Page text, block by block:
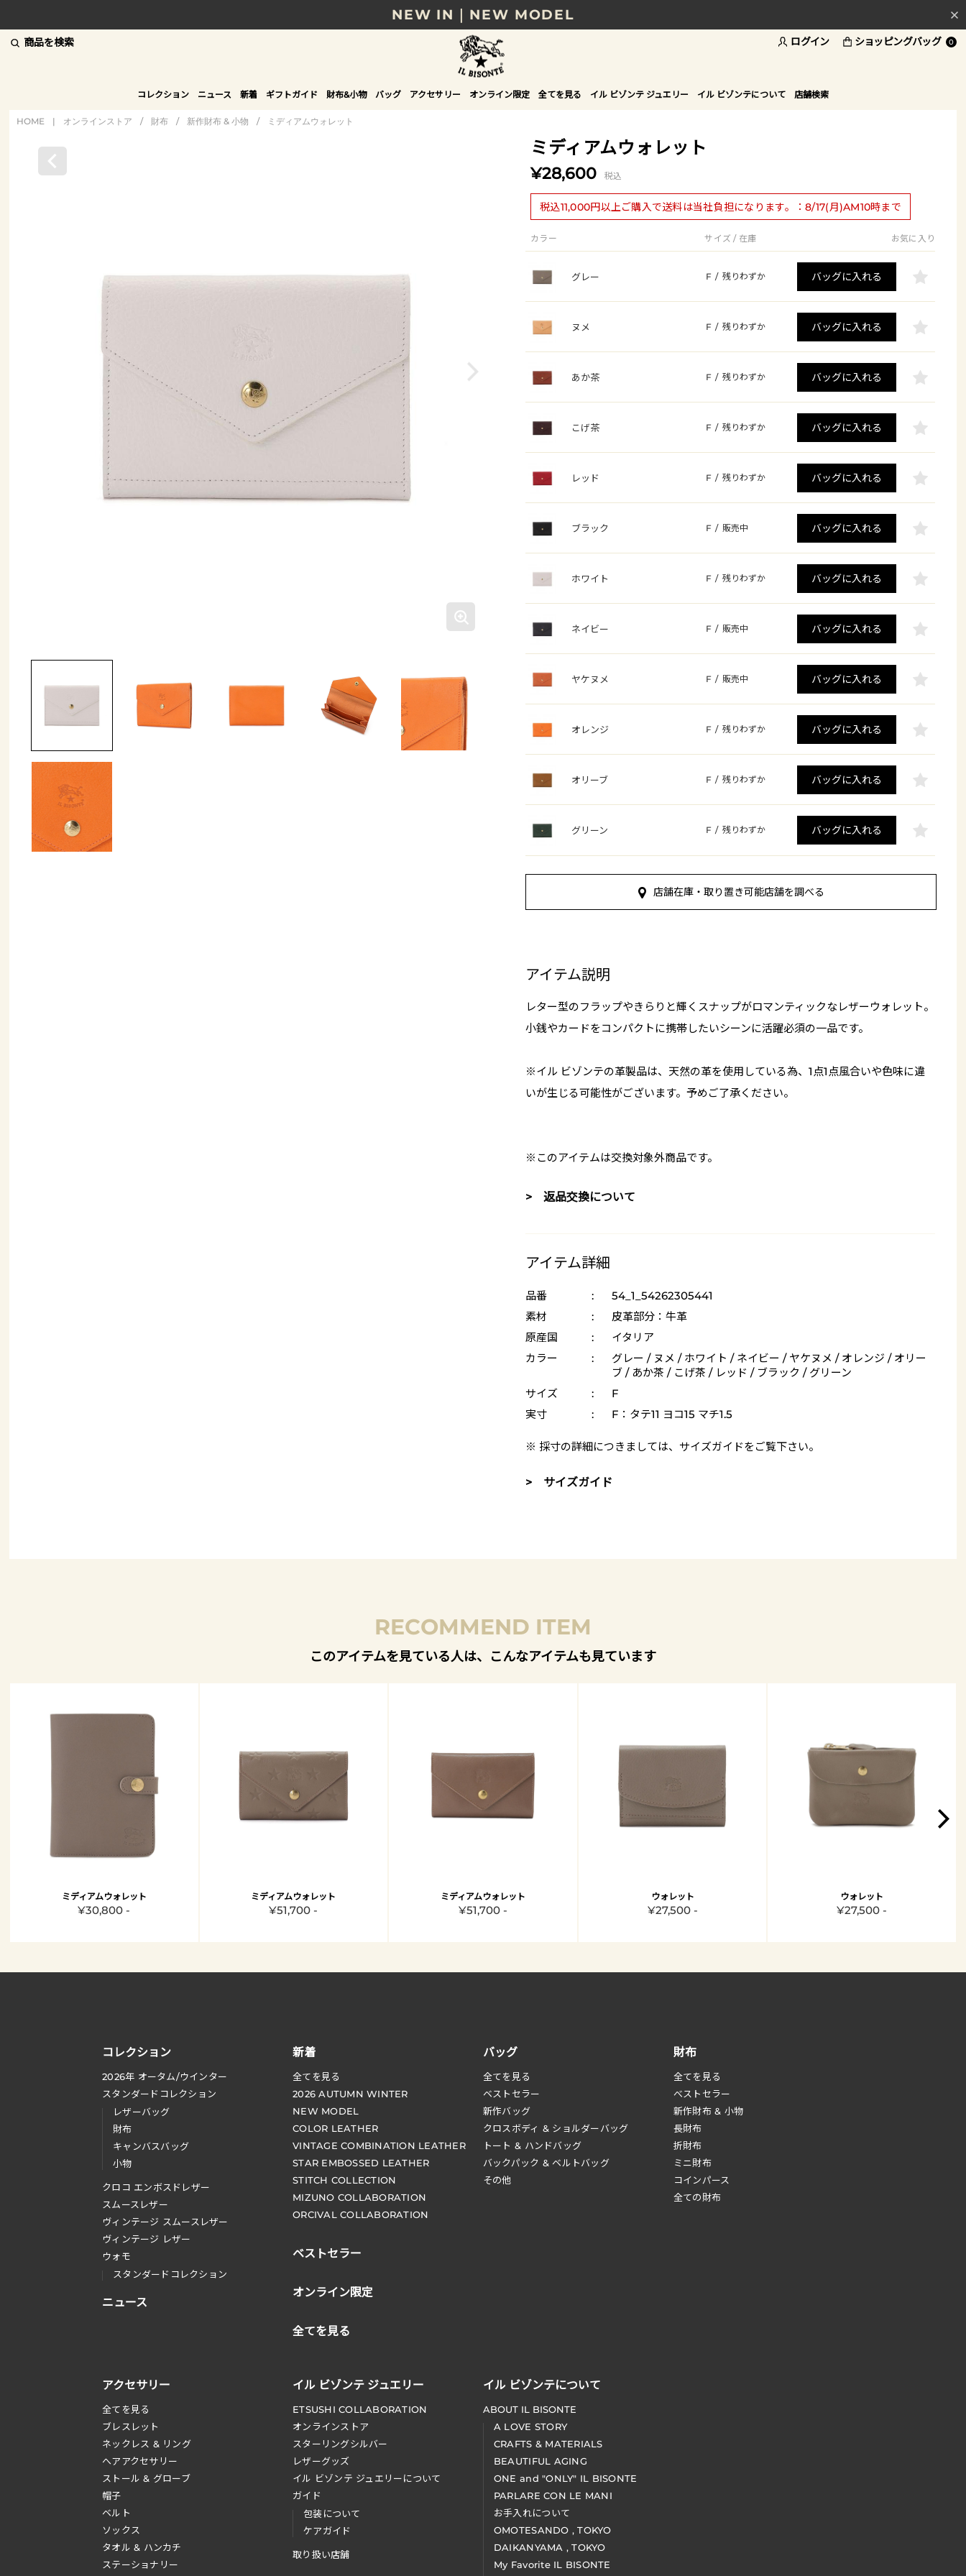
NEW IN｜NEW MODEL
8/17(月)10時まで｜税込11,000円以上で送料無料
贈る相手やシーンから選べる、新しいギフトガイド
NEW IN｜COLOR LEATHER
商品を検索 ログイン ショッピングバッグ 0
コレクション ニュース 新着 ギフトガイド 財布&小物 バッグ アクセサリー オンライン限定 全てを見る イル ビゾンテ ジュエリー イル ビゾンテについて 店舗検索
HOME | オンラインストア / 財布 / 新作財布 & 小物 / ミディアムウォレット
ミディアムウォレット
¥28,600 税込
税込11,000円以上ご購入で送料は当社負担になります。：8/17(月)AM10時まで
カラー サイズ / 在庫 お気に入り
グレー F / 残りわずか バッグに入れる
ヌメ F / 残りわずか バッグに入れる
あか茶 F / 残りわずか バッグに入れる
こげ茶 F / 残りわずか バッグに入れる
レッド F / 残りわずか バッグに入れる
ブラック F / 販売中 バッグに入れる
ホワイト F / 残りわずか バッグに入れる
ネイビー F / 販売中 バッグに入れる
ヤケヌメ F / 販売中 バッグに入れる
オレンジ F / 残りわずか バッグに入れる
オリーブ F / 残りわずか バッグに入れる
グリーン F / 残りわずか バッグに入れる
店舗在庫・取り置き可能店舗を調べる
アイテム説明
レター型のフラップやきらりと輝くスナップがロマンティックなレザーウォレット。
小銭やカードをコンパクトに携帯したいシーンに活躍必須の一品です。
※イル ビゾンテの革製品は、天然の革を使用している為、1点1点風合いや色味に違
いが生じる可能性がございます。予めご了承ください。
※このアイテムは交換対象外商品です。
> 返品交換について
アイテム詳細
品番 :
54_1_54262305441
素材
:
皮革部分：牛革
原産国
:
イタリア
カラー
:
グレー / ヌメ / ホワイト / ネイビー / ヤケヌメ / オレンジ / オリー
ブ / あか茶 / こげ茶 / レッド / ブラック / グリーン
サイズ
:
F
実寸
: F：タテ11 ヨコ15 マチ1.5
※ 採寸の詳細につきましては、 サイズガイドをご覧下さい。
> サイズガイド
RECOMMEND ITEM
このアイテムを見ている人は、こんなアイテムも見ています
ミディアムウォレット
¥30,800 -
ミディアムウォレット
¥51,700 -
ミディアムウォレット
¥51,700 -
ウォレット
¥27,500 -
ウォレット
¥27,500 -
コレクション
2026年 オータム/ウインター
スタンダードコレクション
レザーバッグ
財布
キャンバスバッグ
小物
クロコ エンボスドレザー
スムースレザー
ヴィンテージ スムースレザー
ヴィンテージ レザー
ウォモ
スタンダードコレクション
ニュース
新着
全てを見る
2026 AUTUMN WINTER
NEW MODEL
COLOR LEATHER
VINTAGE COMBINATION LEATHER
STAR EMBOSSED LEATHER
STITCH COLLECTION
MIZUNO COLLABORATION
ORCIVAL COLLABORATION
ベストセラー
オンライン限定
全てを見る
財布
全てを見る
べストセラー
新作財布 & 小物
長財布
折財布
ミニ財布
コインパース
全ての財布
バッグ
全てを見る
ベストセラー
新作バッグ
クロスボディ & ショルダーバッグ
トート & ハンドバッグ
バックパック & ベルトバッグ
その他
アクセサリー
全てを見る
ブレスレット
ネックレス & リング
へアアクセサリー
ストール & グローブ
帽子
ベルト
ソックス
タオル & ハンカチ
ステーショナリー
イル ビゾンテ ジュエリー
ETSUSHI COLLABORATION
オンラインストア
スターリングシルバー
レザーグッズ
イル ビゾンテ ジュエリーについて
ガイド
包装について
ケアガイド
取り扱い店舗
イル ビゾンテについて
ABOUT IL BISONTE
A LOVE STORY
CRAFTS & MATERIALS
BEAUTIFUL AGING
ONE and "ONLY" IL BISONTE
PARLARE CON LE MANI
お手入れについて
OMOTESANDO , TOKYO
DAIKANYAMA , TOKYO
My Favorite IL BISONTE